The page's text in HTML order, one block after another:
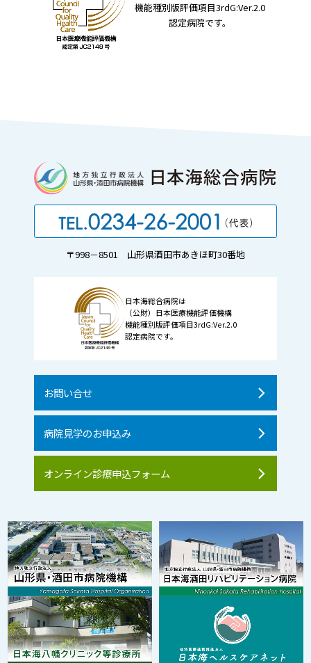
機能種別版評価項目3rdG:Ver.2.0
認定病院です。
〒998－8501 山形県酒田市あきほ町30番地
日本海総合病院は
（公財）日本医療機能評価機構
機能種別版評価項目3rdG:Ver.2.0
認定病院です。
お問い合せ
病院見学のお申込み
オンライン診療申込フォーム